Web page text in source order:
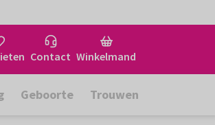
Contact Winkelmand
Geboorte Trouwen